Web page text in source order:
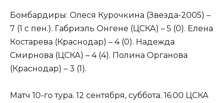
Бомбардиры: Олеся Курочкина (Звезда-2005) –
7 (1 с пен.). Габриэль Онгене (ЦСКА) – 5 (0). Елена
Костарева (Краснодар) – 4 (0). Надежда
Смирнова (ЦСКА) – 4 (4). Полина Органова
(Краснодар) – 3 (1).
Матч 10-го тура. 12 сентября, суббота. 16:00 ЦСКА